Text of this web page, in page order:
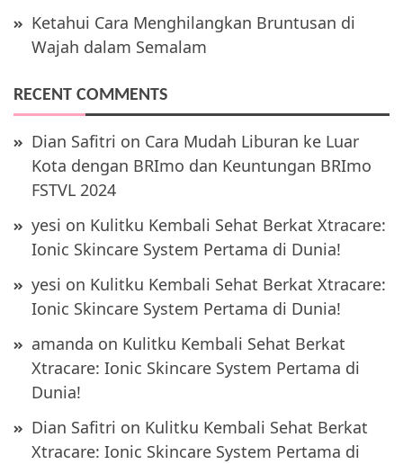
Ketahui Cara Menghilangkan Bruntusan di
Wajah dalam Semalam
RECENT COMMENTS
Dian Safitri on Cara Mudah Liburan ke Luar
Kota dengan BRImo dan Keuntungan BRImo
FSTVL 2024
yesi on Kulitku Kembali Sehat Berkat Xtracare:
Ionic Skincare System Pertama di Dunia!
yesi on Kulitku Kembali Sehat Berkat Xtracare:
Ionic Skincare System Pertama di Dunia!
amanda on Kulitku Kembali Sehat Berkat
Xtracare: Ionic Skincare System Pertama di
Dunia!
Dian Safitri on Kulitku Kembali Sehat Berkat
Xtracare: Ionic Skincare System Pertama di